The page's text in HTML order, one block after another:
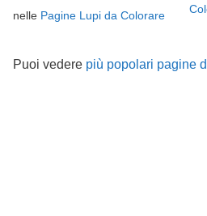
nelle Pagine Lupi da Colorare
Puoi vedere più popolari pagine